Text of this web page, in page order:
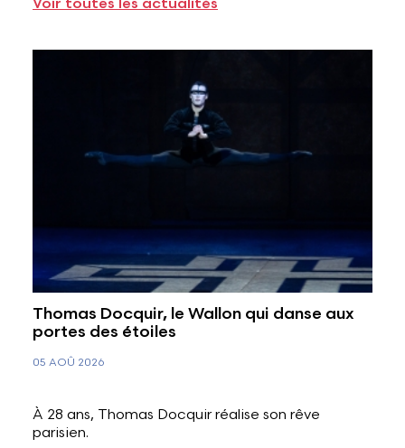
Voir toutes les actualités
Thomas Docquir, le Wallon qui danse aux
portes des étoiles
05 AOÛ 2026
À 28 ans, Thomas Docquir réalise son rêve
parisien.